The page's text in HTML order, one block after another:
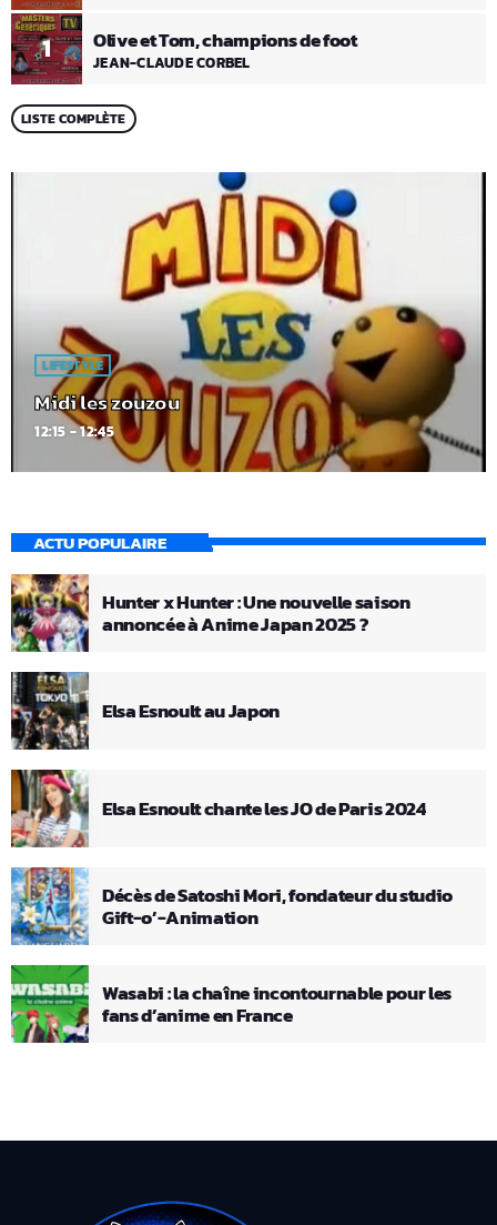
1 Olive et Tom, champions de foot
JEAN-CLAUDE CORBEL
LISTE COMPLÈTE
LIFESTYLE
Midi les zouzou
12:15 - 12:45
ACTU POPULAIRE
Hunter x Hunter : Une nouvelle saison
annoncée à Anime Japan 2025 ?
Elsa Esnoult au Japon
Elsa Esnoult chante les JO de Paris 2024
Décès de Satoshi Mori, fondateur du studio
Gift-o’-Animation
Wasabi : la chaîne incontournable pour les
fans d’anime en France